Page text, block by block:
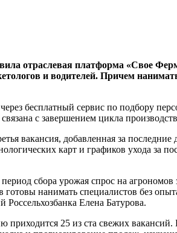
отраслевая платформа «Свое
и водителей. Причем
бесплатный сервис по подбору
с завершением цикла
вакансия, добавленная за
карт и графиков ухода за
сбора урожая спрос на
нанимать специалистов без
Елена Батурова.
приходится 25 из ста свежих